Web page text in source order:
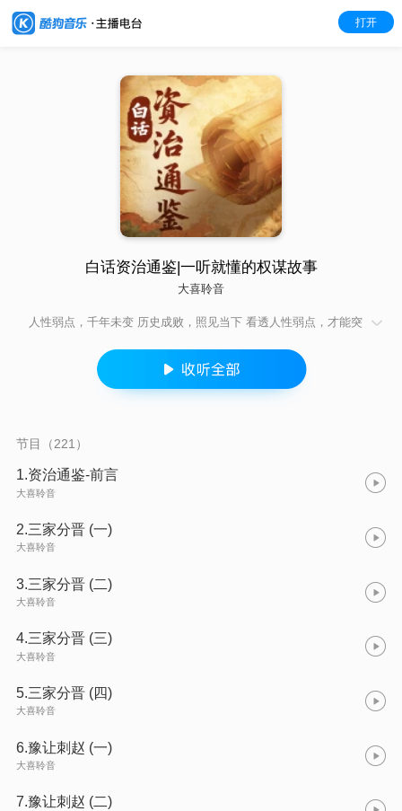
打开
白话资治通鉴|一听就懂的权谋故事
大喜聆音
人性弱点，千年未变 历史成败，照见当下 看透人性弱点，才能突
《资治通鉴》白话版 把古人血泪教训，转化为你的决策智慧 《白
话资治通鉴》用现代语言，拆解人性密码 贪婪、骄傲、忍耐、抉
择—— 古人踩过的坑，正是你避开的智慧 让历史成为你的成长加
节目（221）
1.资治通鉴-前言
大喜聆音
2.三家分晋 (一)
大喜聆音
3.三家分晋 (二)
大喜聆音
4.三家分晋 (三)
大喜聆音
5.三家分晋 (四)
大喜聆音
6.豫让刺赵 (一)
大喜聆音
7.豫让刺赵 (二)